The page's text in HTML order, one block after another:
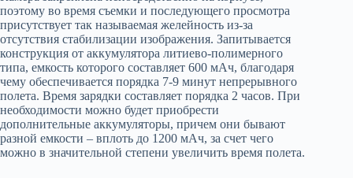
поэтому во время съемки и последующего просмотра
присутствует так называемая желейность из-за
отсутствия стабилизации изображения. Запитывается
конструкция от аккумулятора литиево-полимерного
типа, емкость которого составляет 600 мАч, благодаря
чему обеспечивается порядка 7-9 минут непрерывного
полета. Время зарядки составляет порядка 2 часов. При
необходимости можно будет приобрести
дополнительные аккумуляторы, причем они бывают
разной емкости – вплоть до 1200 мАч, за счет чего
можно в значительной степени увеличить время полета.